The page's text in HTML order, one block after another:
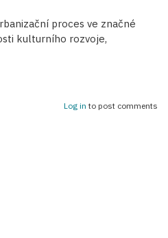
proces ve značné
kulturního rozvoje,
Log in to post comments